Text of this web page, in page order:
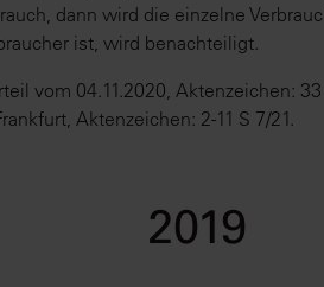
dann wird die einzelne
ist, wird benachteiligt.
vom 04.11.2020, Aktenzeichen:
Aktenzeichen: 2-11 S 7/21.
2019